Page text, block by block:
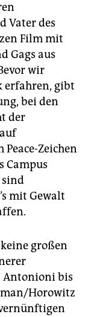
Vater des
Film mit
Gags aus
wir
erfahren, gibt
bei den
der
Zeichen
Campus
sind
mit Gewalt
großen
Antonioni bis
Horowitz